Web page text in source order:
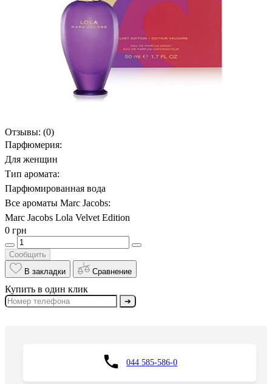
Отзывы: (0)
Парфюмерия:
Для женщин
Тип аромата:
Парфюмированная вода
Все ароматы Marc Jacobs:
Marc Jacobs Lola Velvet Edition
0 грн
Сообщить
В закладки
Сравнение
Купить в один клик
➔
044 585-586-0